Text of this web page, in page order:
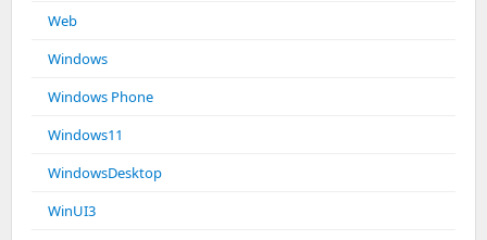
Web
Windows
Windows Phone
Windows11
WindowsDesktop
WinUI3